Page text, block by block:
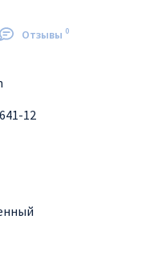
Отзывы 0
12